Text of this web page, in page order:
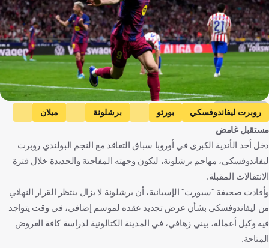
Getty Images
روبرت ليفاندوفسكي بورتو برشلونة
ميلان
يوفنتوس
دوري روشن السعودي
بولندا البرتغال إسبانيا
إيطاليا
مستقبل غامض
دخل أحد الأندية الكبرى في أوروبا سباق التعاقد مع النجم البولندي روبرت
ليفاندوفسكي، مهاجم برشلونة، ليكون وجهته المفاجئة والجديدة خلال فترة
الانتقالات المقبلة.
وأفادت صحيفة "سبورت" الإسبانية، أن برشلونة لا يزال ينتظر القرار النهائي
من ليفاندوفسكي بشأن عرض تجديد عقده لموسم إضافي، في وقت يتواجد
فيه وكيل أعماله، بيني زهافي، في المدينة الكتالونية لدراسة كافة العروض
المتاحة.